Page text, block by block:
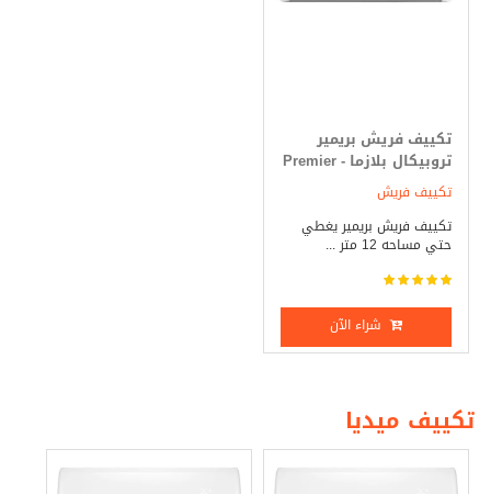
تكييف فريش بريمير
تروبيكال بلازما - Premier
1.5 حصان بارد فقط
تكييف فريش
تكييف فريش بريمير يغطي
حتي مساحه 12 متر ...
شراء الآن
تكييف ميديا